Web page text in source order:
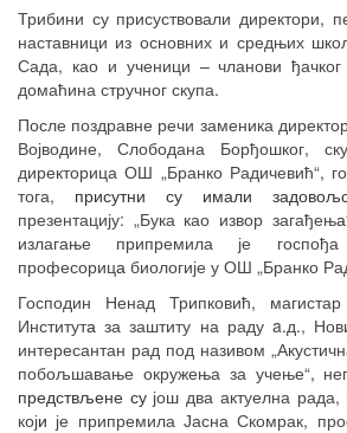
Трибини су присуствовали директори,
наставници из основних и средњих
Сада, као и ученици – чланови
домаћина стручног скупа.
После поздравне речи заменика
Војводине, Слободана Борђошког,
директорица ОШ „Бранко Радичевић“,
тога, присутни су имали
презентацију: „Бука као извор загађења
излагање припремила је
професорица биологије у ОШ „Бранко
Господин Ненад Трипковић, магистар
Института за заштиту на радуa.д.,
интересантан рад под називом
побољшавање окружења за учење“,
предствљене сујош два актуелна рада,
који је припремила Јасна Скомрак,